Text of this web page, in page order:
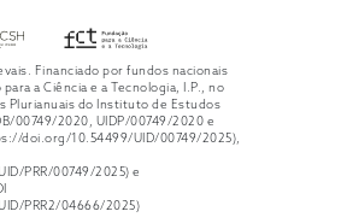
Financiado por fundos nacionais
a Ciência e a Tecnologia, I.P., no
Plurianuais do Instituto de Estudos
00749/2020, UIDP/00749/2020 e
doi.org/10.54499/UID/00749/2025),
PRR/00749/2025) e
PRR2/04666/2025)